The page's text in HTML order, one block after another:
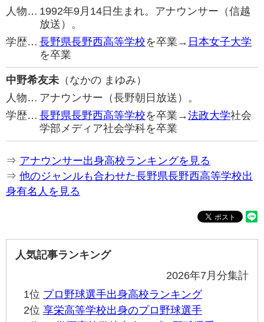
人物… 1992年9月14日生まれ。アナウンサー（信越
放送）。
学歴… 長野県長野西高等学校を卒業→ 日本女子大学
を卒業
中野希友未 （なかの まゆみ）
人物… アナウンサー（長野朝日放送）。
学歴… 長野県長野西高等学校を卒業→法政大学社会
学部メディア社会学科を卒業
⇒ アナウンサー出身高校ランキングを見る
⇒ 他のジャンルも合わせた長野県長野西高等学校出
身有名人を見る
人気記事ランキング
2026年7月分集計
1位 プロ野球選手出身高校ランキング
2位 享栄高等学校出身のプロ野球選手